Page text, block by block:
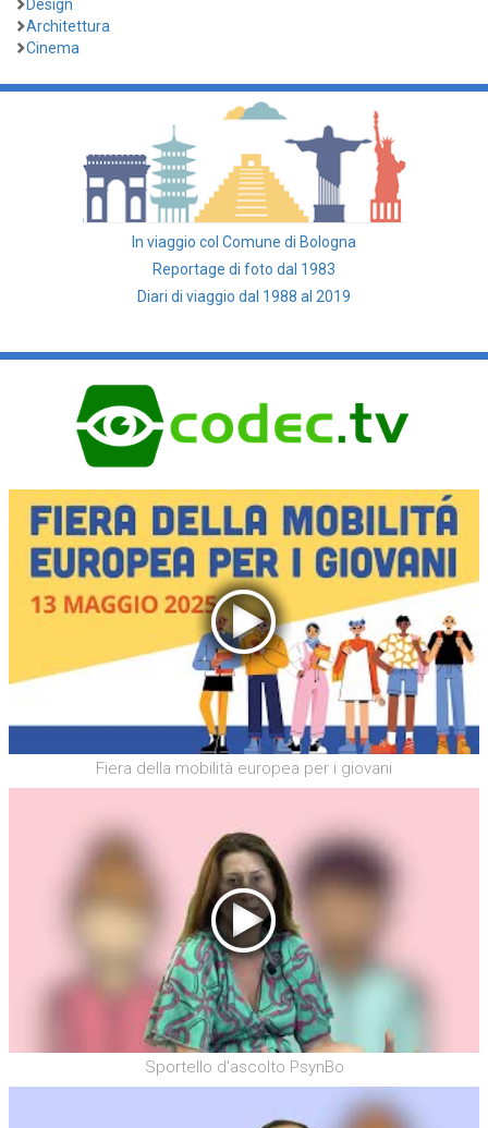
Design
Architettura
Cinema
In viaggio col Comune di Bologna
Reportage di foto dal 1983
Diari di viaggio dal 1988 al 2019
Fiera della mobilità europea per i giovani
Sportello d'ascolto PsynBo